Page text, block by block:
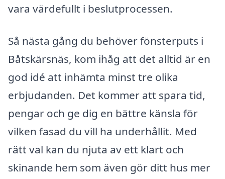
vara värdefullt i beslutprocessen.
Så nästa gång du behöver fönsterputs i
Båtskärsnäs, kom ihåg att det alltid är en
god idé att inhämta minst tre olika
erbjudanden. Det kommer att spara tid,
pengar och ge dig en bättre känsla för
vilken fasad du vill ha underhållit. Med
rätt val kan du njuta av ett klart och
skinande hem som även gör ditt hus mer